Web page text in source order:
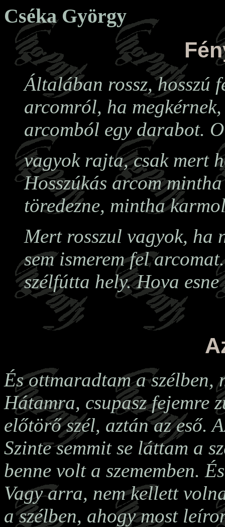
Cséka György
Általában rossz, hosszú
arcomról, ha
arcomból egy darabot.
vagyok rajta, csak mert
Hosszúkás arcom
töredezne, mintha
Mert rosszul vagyok, ha
sem ismerem fel
szélfútta hely. Hova
És ottmaradtam a szélben,
Hátamra, csupasz fejemre
előtörő szél, aztán az eső.
Szinte semmit se láttam a
benne volt a szememben.
Vagy arra, nem kellett
a szélben, ahogy most